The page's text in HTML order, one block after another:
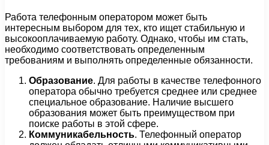
Работа телефонным оператором может быть
интересным выбором для тех, кто ищет стабильную и
высокооплачиваемую работу. Однако, чтобы им стать,
необходимо соответствовать определенным
требованиям и выполнять определенные обязанности.
Образование. Для работы в качестве телефонного
оператора обычно требуется среднее или среднее
специальное образование. Наличие высшего
образования может быть преимуществом при
поиске работы в этой сфере.
Коммуникабельность. Телефонный оператор